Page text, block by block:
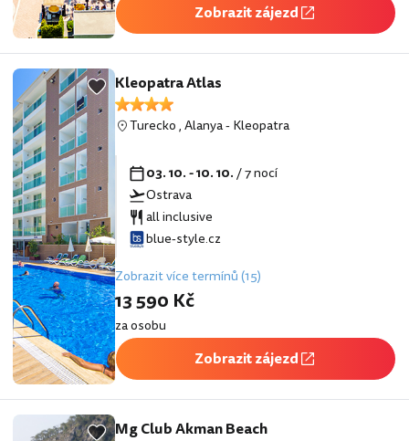
Zobrazit zájezd
Kleopatra Atlas
Turecko,Alanya-Kleopatra
03. 10. - 10. 10./ 7 nocí
Ostrava
all inclusive
blue-style.cz
Zobrazit více termínů (15)
13 590 Kč
za osobu
Zobrazit zájezd
Mg Club Akman Beach